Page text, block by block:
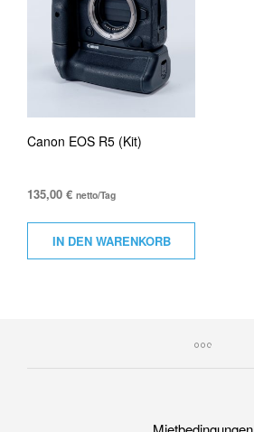
Canon EOS R5 (Kit)
135,00 € netto/Tag
IN DEN WARENKORB